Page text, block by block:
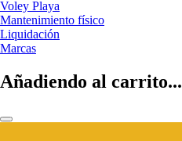
Voley Playa
Mantenimiento físico
Liquidación
Marcas
Añadiendo al carrito...